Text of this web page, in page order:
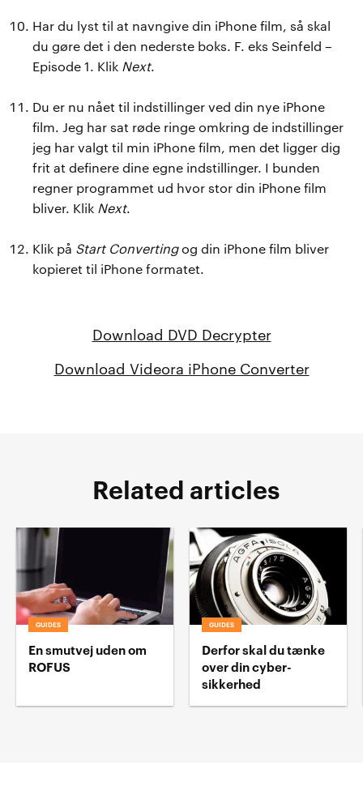
Har du lyst til at navngive din iPhone film, så skal
du gøre det i den nederste boks. F. eks Seinfeld –
Episode 1. Klik Next.
Du er nu nået til indstillinger ved din nye iPhone
film. Jeg har sat røde ringe omkring de indstillinger
jeg har valgt til min iPhone film, men det ligger dig
frit at definere dine egne indstillinger. I bunden
regner programmet ud hvor stor din iPhone film
bliver. Klik Next.
Klik på Start Convertingog din iPhone film bliver
kopieret til iPhone formatet.
Download DVD Decrypter
Download Videora iPhone Converter
Related articles
GUIDES
En smutvej uden om
ROFUS
GUIDES
Derfor skal du tænke
over din cyber-
sikkerhed